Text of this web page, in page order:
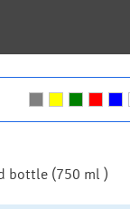
bottle (750 ml )